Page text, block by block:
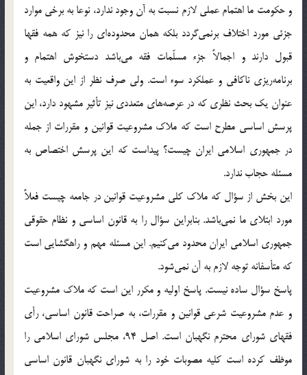
و حکومت ما اهتمام عملی لازم نسبت به آن وجود ندارد، نوعا به برخی موارد
جزئی مورد اختلاف برنمی‌گردد بلکه همان محدوده‌ای را نيز که همه فقها
قبول دارند و اجمالاً جزء مسلّمات فقه می‌باشد دستخوش اهتمام و
برنامه‌ريزی ناکافی و عملکرد سوء است. ولی صرف نظر از اين واقعيت به
عنوان يک بحث نظری که در عرصه‌های متعددی نيز تأثير مشهود دارد، اين
پرسش اساسی مطرح است که ملاک مشروعيت قوانين و مقررات از جمله
در جمهوری اسلامی ايران چيست؟ پيداست که اين پرسش اختصاص به
مسئله حجاب ندارد.
اين بخش از سؤال که ملاک کلی مشروعيت قوانين در جامعه چيست فعلاً
مورد ابتلای ما نمی‌باشد. بنابراين سؤال را به قانون اساسی و نظام حقوقی
جمهوری اسلامی ايران محدود می‌کنيم. اين مسئله مهم و راهگشايی است
که متأسفانه توجه لازم به آن نمی‌شود.
پاسخ سؤال ساده نيست. پاسخ اوليه و مکرر اين است که ملاک مشروعيت
و عدم مشروعيت شرعی قوانين و مقررات، به صراحت قانون اساسی، رأی
فقهای شورای محترم نگهبان است. اصل 94، مجلس شورای اسلامی را
موظف کرده است کليه مصوبات خود را به شورای نگهبان قانون اساسی